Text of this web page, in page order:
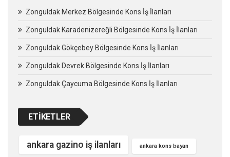
Zonguldak Merkez Bölgesinde Kons İş İlanları
Zonguldak Karadenizereğli Bölgesinde Kons İş İlanları
Zonguldak Gökçebey Bölgesinde Kons İş İlanları
Zonguldak Devrek Bölgesinde Kons İş İlanları
Zonguldak Çaycuma Bölgesinde Kons İş İlanları
ETIKETLER
ankara gazino iş ilanları ankara kons bayan